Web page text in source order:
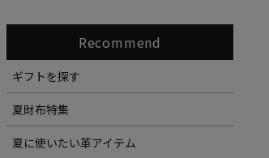
Recommend
ギフトを探す
夏財布特集
夏に使いたい革アイテム